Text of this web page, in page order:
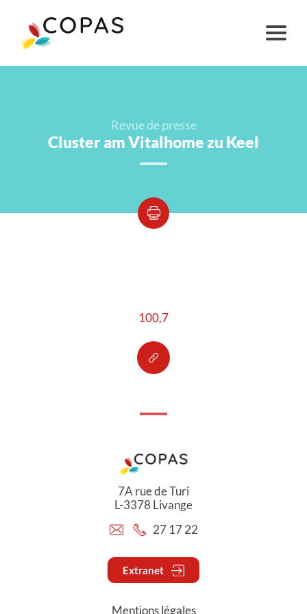
Revue de presse
Cluster am Vitalhome zu Keel
100,7
7A rue de Turi
L-3378 Livange
27 17 22
Extranet
Mentions légales